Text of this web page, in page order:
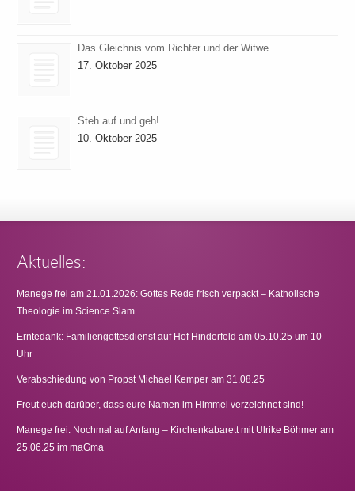
Das Gleichnis vom Richter und der Witwe
17. Oktober 2025
Steh auf und geh!
10. Oktober 2025
Aktuelles:
Manege frei am 21.01.2026: Gottes Rede frisch verpackt – Katholische
Theologie im Science Slam
Erntedank: Familiengottesdienst auf Hof Hinderfeld am 05.10.25 um 10
Uhr
Verabschiedung von Propst Michael Kemper am 31.08.25
Freut euch darüber, dass eure Namen im Himmel verzeichnet sind!
Manege frei: Nochmal auf Anfang – Kirchenkabarett mit Ulrike Böhmer am
25.06.25 im maGma